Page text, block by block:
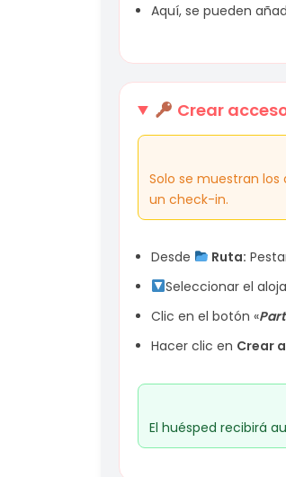
Aquí, se pueden
Crear
Solo se muestran
un check-in.
Desde Ruta:
Seleccionar el
Clic en el botón «
Hacer clic en Crear
El huésped recibirá